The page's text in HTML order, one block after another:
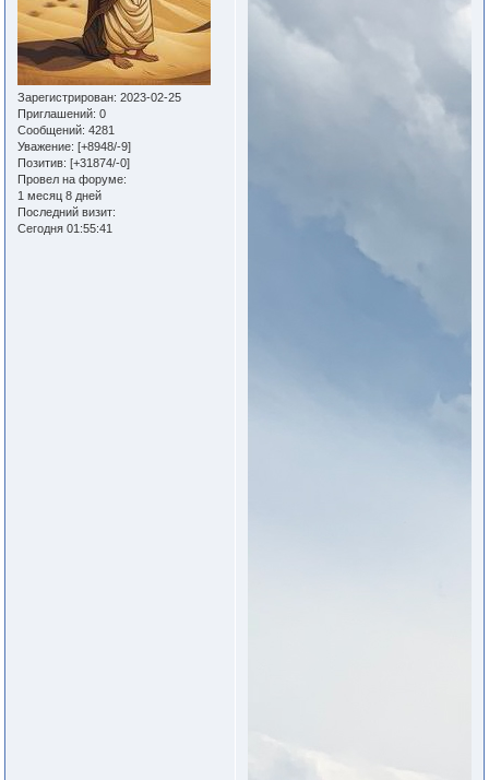
Зарегистрирован: 2023-02-25
Приглашений: 0
Сообщений: 4281
Уважение: [+8948/-9]
Позитив: [+31874/-0]
Провел на форуме:
1 месяц 8 дней
Последний визит:
Сегодня 01:55:41